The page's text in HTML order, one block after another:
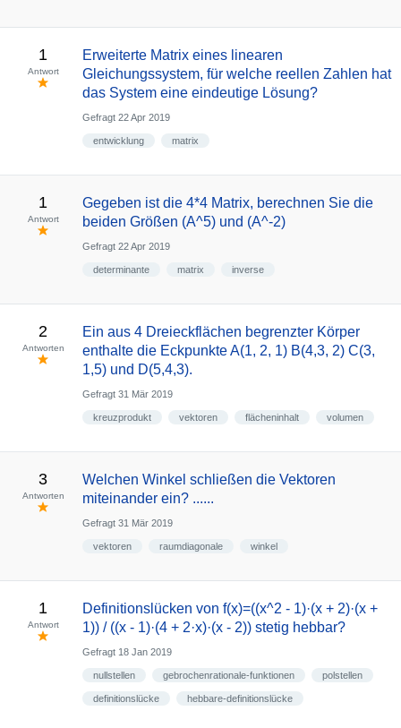
1
Antwort
Erweiterte Matrix eines linearen
Gleichungssystem, für welche reellen Zahlen hat
das System eine eindeutige Lösung?
Gefragt 22 Apr 2019
entwicklung matrix
1
Antwort
Gegeben ist die 4*4 Matrix, berechnen Sie die
beiden Größen (A^5) und (A^-2)
Gefragt 22 Apr 2019
determinante matrix inverse
2
Antworten
Ein aus 4 Dreieckflächen begrenzter Körper
enthalte die Eckpunkte A(1, 2, 1) B(4,3, 2) C(3,
1,5) und D(5,4,3).
Gefragt 31 Mär 2019
kreuzprodukt vektoren flächeninhalt volumen
3
Antworten
Welchen Winkel schließen die Vektoren
miteinander ein? ......
Gefragt 31 Mär 2019
vektoren raumdiagonale winkel
1
Antwort
Definitionslücken von f(x)=((x^2 - 1)·(x + 2)·(x +
1)) / ((x - 1)·(4 + 2·x)·(x - 2)) stetig hebbar?
Gefragt 18 Jan 2019
nullstellen gebrochenrationale-funktionen polstellen
definitionslücke hebbare-definitionslücke